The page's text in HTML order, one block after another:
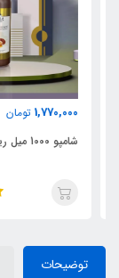
1,770,000 تومان
شامپو 1000 میل ریوانRivan
توضیحات